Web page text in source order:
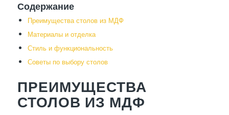
Содержание
Преимущества столов из МДФ
Материалы и отделка
Стиль и функциональность
Советы по выбору столов
ПРЕИМУЩЕСТВА
СТОЛОВ ИЗ МДФ